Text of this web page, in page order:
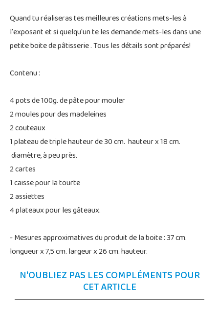
Quand tu réaliseras tes meilleures créations mets-les à
l'exposant et si quelqu'un te les demande mets-les dans une
petite boite de pâtisserie . Tous les détails sont préparés!
Contenu :
4 pots de 100g. de pâte pour mouler
2 moules pour des madeleines
2 couteaux
1 plateau de triple hauteur de 30 cm. hauteur x 18 cm.
diamètre, à peu près.
2 cartes
1 caisse pour la tourte
2 assiettes
4 plateaux pour les gâteaux.
- Mesures approximatives du produit de la boite : 37 cm.
longueur x 7,5 cm. largeur x 26 cm. hauteur.
N'OUBLIEZ PAS LES COMPLÉMENTS POUR
CET ARTICLE